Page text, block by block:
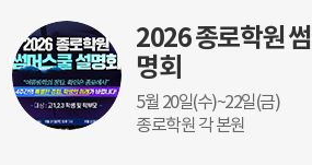
2026 종로학원
명회
5월 20일(수)~22일(금)
종로학원 각 본원